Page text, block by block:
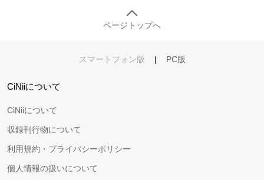
ページトップへ
スマートフォン版 | PC版
CiNiiについて
CiNiiについて
収録刊行物について
利用規約・プライバシーポリシー
個人情報の扱いについて